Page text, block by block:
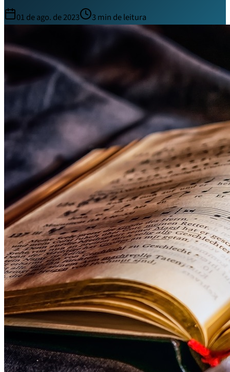
01 de ago. de 2023 3min de leitura